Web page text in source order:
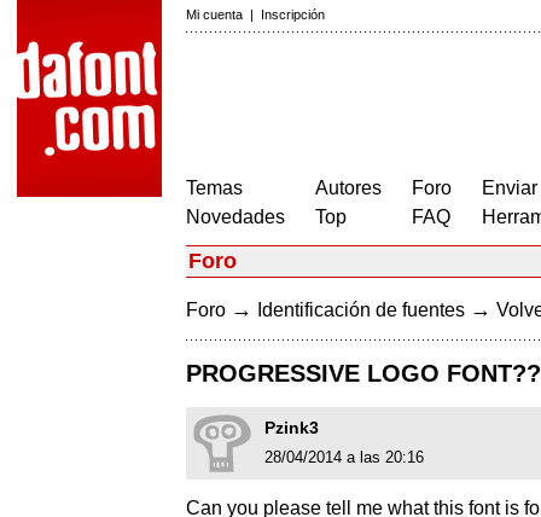
Mi cuenta | Inscripción
Temas
Novedades
Autores
Top
Foro
FAQ
Foro
Foro → Identificación de fuentes →
PROGRESSIVE LOGO FONT??
Pzink3
28/04/2014 a las 20:16
Can you please tell me what this font is